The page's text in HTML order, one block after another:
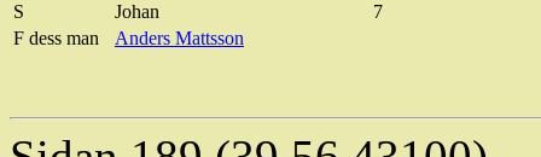
S
Johan
7
F dess man
Anders Mattsson